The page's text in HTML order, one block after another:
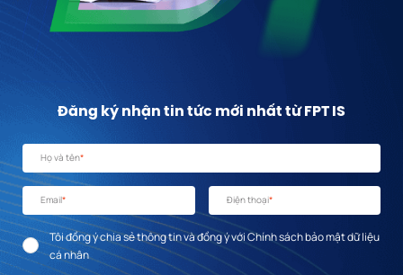
Đăng ký nhận tin tức mới nhất từ FPT IS
Họ và tên*
Email* Điện thoại*
Tôi đồng ý chia sẻ thông tin và đồng ý với Chính sách bảo mật dữ liệu
cá nhân